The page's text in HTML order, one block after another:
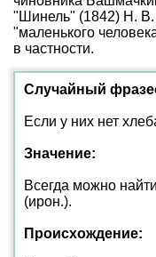
"Шинель" (1842) Н. В.
"маленького
в частности.
Случайный
Если у них нет
Значение:
Всегда можно
(ирон.).
Происхождение: